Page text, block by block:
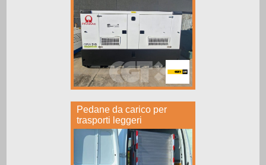
Pedane da carico per
trasporti leggeri